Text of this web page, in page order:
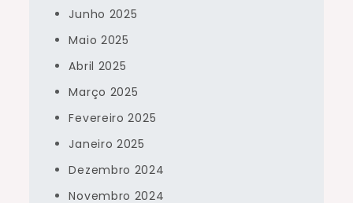
Junho 2025
Maio 2025
Abril 2025
Março 2025
Fevereiro 2025
Janeiro 2025
Dezembro 2024
Novembro 2024